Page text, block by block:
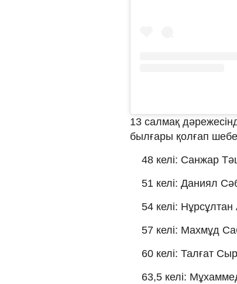
13 салмақ
былғары қолғап
48 келі: Санжар
51 келі: Даниял
54 келі:
57 келі: Махмұд
60 келі: Талғат
63,5 келі: